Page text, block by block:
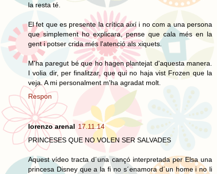
la resta té.
El fet que es presente la crítica així i no com a una persona
que simplement ho explicara, pense que cala més en la
gent i potser crida més l'atenció als xiquets.
M'ha paregut bé que ho hagen plantejat d'aquesta manera.
I volia dir, per finalitzar, que qui no haja vist Frozen que la
veja. A mi personalment m'ha agradat molt.
Respon
lorenzo arenal 17.11.14
PRINCESES QUE NO VOLEN SER SALVADES
Aquest vídeo tracta d´una cançó interpretada per Elsa una
princesa Disney que a la fi no s´enamora d´un home i no li